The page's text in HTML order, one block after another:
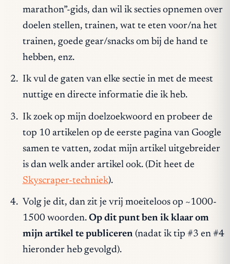
marathon”-gids, dan wil ik secties opnemen over
doelen stellen, trainen, wat te eten voor/na het
trainen, goede gear/snacks om bij de hand te
hebben, enz.
Ik vul de gaten van elke sectie in met de meest
nuttige en directe informatie die ik heb.
Ik zoek op mijn doelzoekwoord en probeer de
top 10 artikelen op de eerste pagina van Google
samen te vatten, zodat mijn artikel uitgebreider
is dan welk ander artikel ook. (Dit heet de
Skyscraper-techniek).
Volg je dit, dan zit je vrij moeiteloos op ~1000-
1500 woorden. Op dit punt ben ik klaar om
mijn artikel te publiceren(nadat ik tip #3 en #4
hieronder heb gevolgd).